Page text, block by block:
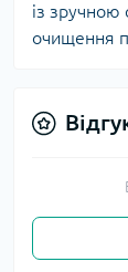
із зручною
очищення